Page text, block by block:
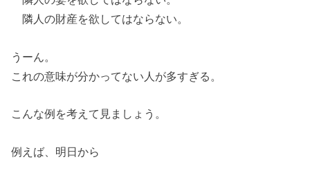
隣人の財産を欲してはならない。
うーん。
これの意味が分かってない人が多すぎる。
こんな例を考えて見ましょう。
例えば、明日から